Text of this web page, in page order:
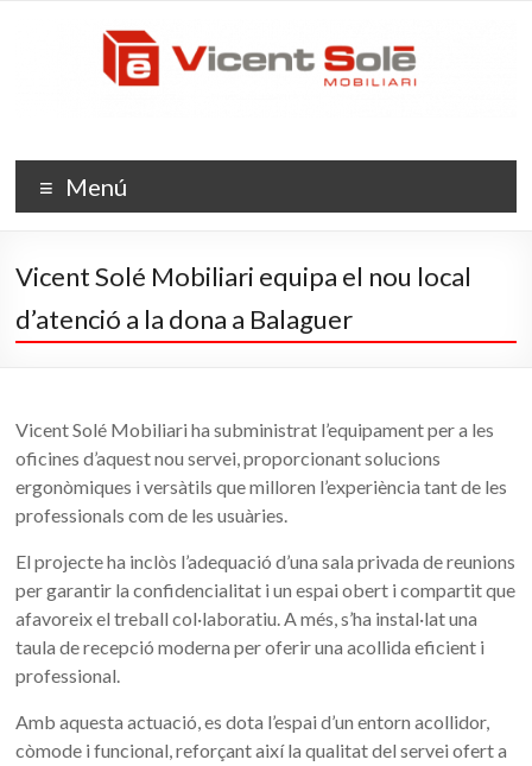
Vicent
Menú
Vicent Solé Mobiliari equipa el nou local
d’atenció a la dona a Balaguer
Vicent Solé Mobiliari ha subministrat l’equipament per a les
oficines d’aquest nou servei, proporcionant solucions
ergonòmiques i versàtils que milloren l’experiència tant de les
professionals com de les usuàries.
El projecte ha inclòs l’adequació d’una sala privada de reunions
per garantir la confidencialitat i un espai obert i compartit que
afavoreix el treball col·laboratiu. A més, s’ha instal·lat una
taula de recepció moderna per oferir una acollida eficient i
professional.
Amb aquesta actuació, es dota l’espai d’un entorn acollidor,
còmode i funcional, reforçant així la qualitat del servei ofert a